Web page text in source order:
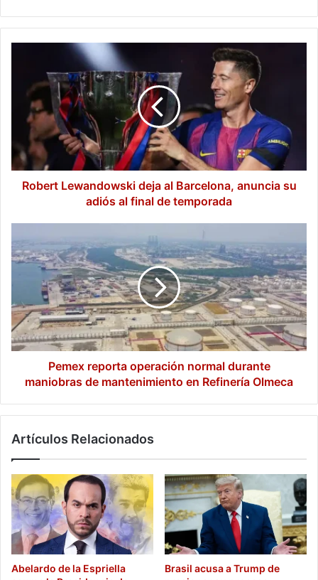
Barcelona,
anuncia
adiós
al
finalRobert Lewandowski deja al Barcelona, anuncia su
adiós al final de temporada
reporta
operación
durante
maniobras
de
mantenimiento
en
Refinería
Olmeca
Pemex reporta operación normal durante
maniobras de mantenimiento en Refinería Olmeca
Artículos Relacionados
Abelardo de la Espriella
Brasil acusa a Trump de